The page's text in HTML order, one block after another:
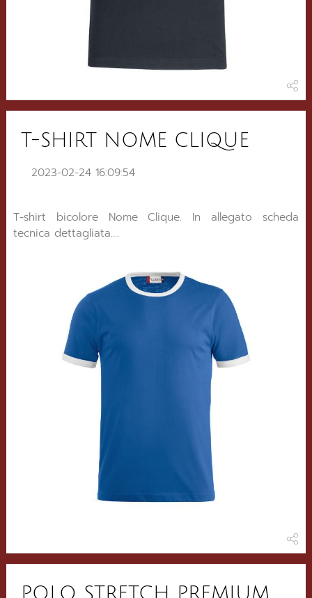
T-SHIRT NOME CLIQUE
2023-02-24 16:09:54
T-shirt bicolore Nome Clique. In allegato scheda
tecnica dettagliata....
POLO STRETCH PREMIUM